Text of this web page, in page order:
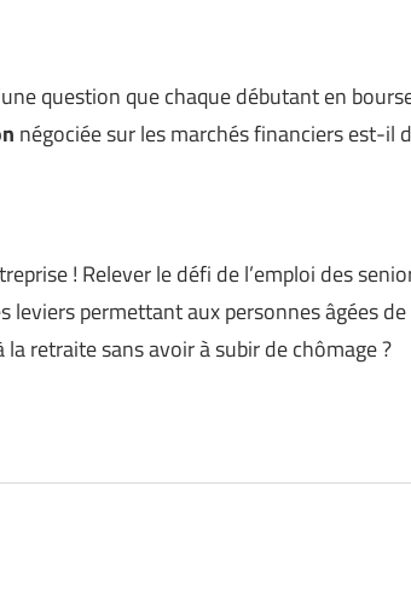
question que chaque débutant en
négociée sur les marchés financiers est-il
! Relever le défi de l’emploi des
leviers permettant aux personnes âgées
retraite sans avoir à subir de chômage ?